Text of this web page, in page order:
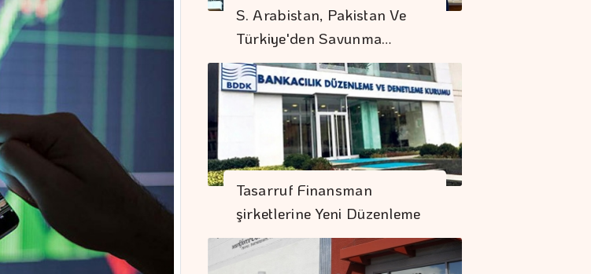
S. Arabistan, Pakistan Ve
Türkiye'den Savunma…
Tasarruf Finansman
şirketlerine Yeni Düzenleme
Dolar 47.70 Liradan
Açıldı
Avrupa Borsaları,